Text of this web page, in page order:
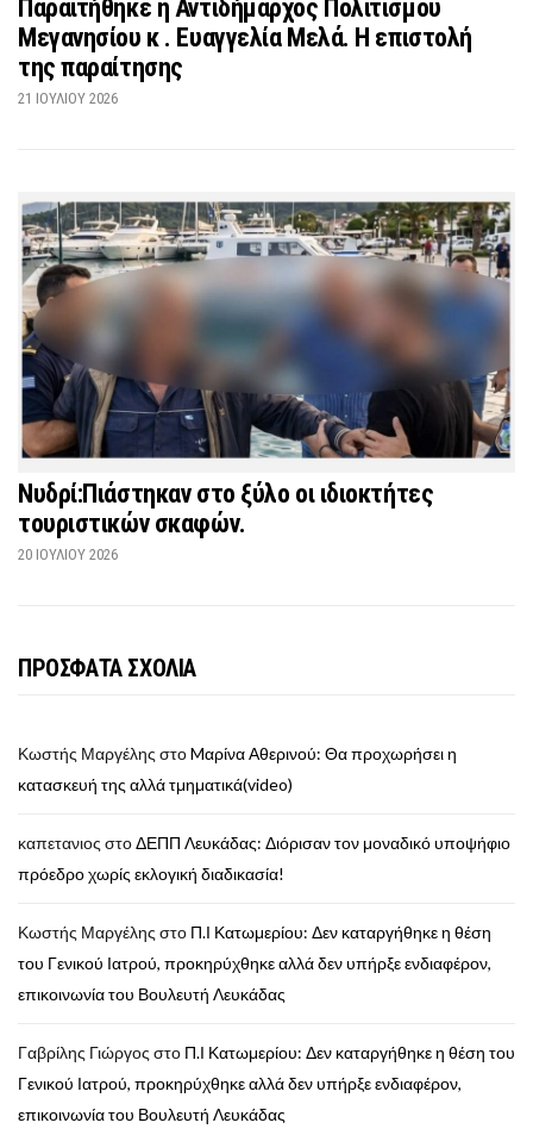
Παραιτήθηκε η Αντιδήμαρχος Πολιτισμού
Μεγανησίου κ . Ευαγγελία Μελά. Η επιστολή
της παραίτησης
21 ΙΟΥΛΊΟΥ 2026
Νυδρί:Πιάστηκαν στο ξύλο οι ιδιοκτήτες
τουριστικών σκαφών.
20 ΙΟΥΛΊΟΥ 2026
ΠΡΟΣΦΑΤΑ ΣΧΟΛΙΑ
Κωστής Μαργέλης στοMαρίνα Αθερινού: Θα προχωρήσει η
κατασκευή της αλλά τμηματικά(video)
καπετανιος στοΔΕΠΠ Λευκάδας: Διόρισαν τον μοναδικό υποψήφιο
πρόεδρο χωρίς εκλογική διαδικασία!
Κωστής Μαργέλης στο Π.Ι Κατωμερίου: Δεν καταργήθηκε η θέση
του Γενικού Ιατρού, προκηρύχθηκε αλλά δεν υπήρξε ενδιαφέρον,
επικοινωνία του Βουλευτή Λευκάδας
Γαβρίλης Γιώργος στο Π.Ι Κατωμερίου: Δεν καταργήθηκε η θέση του
Γενικού Ιατρού, προκηρύχθηκε αλλά δεν υπήρξε ενδιαφέρον,
επικοινωνία του Βουλευτή Λευκάδας